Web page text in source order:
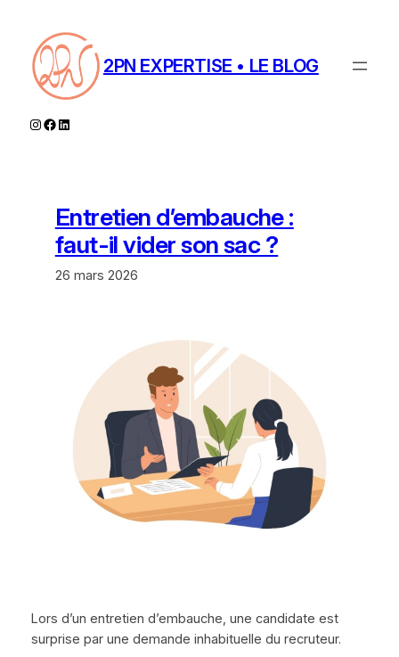
contenu
2PN EXPERTISE • LE BLOG
Instagram
Facebook
LinkedIn
Entretien d’embauche :
faut-il vider son sac ?
26 mars 2026
Lors d’un entretien d’embauche, une candidate est
surprise par une demande inhabituelle du recruteur.